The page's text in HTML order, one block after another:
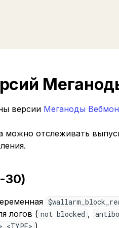
версии Меганоды
отслеживать
30)
логов ( not blocked ,